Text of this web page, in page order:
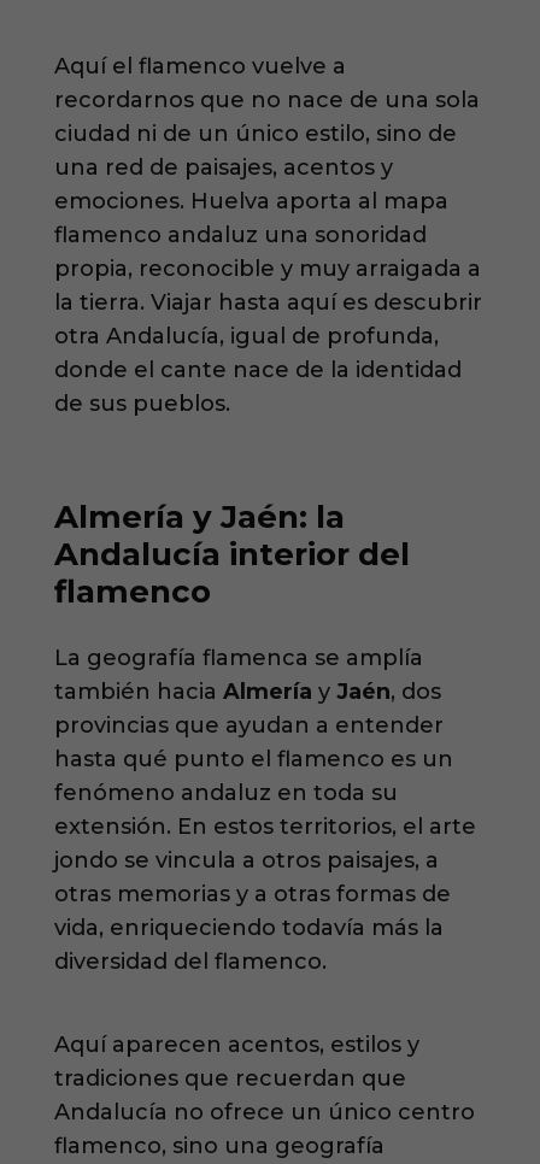
Aquí el flamenco vuelve a
recordarnos que no nace de una sola
ciudad ni de un único estilo, sino de
una red de paisajes, acentos y
emociones. Huelva aporta al mapa
flamenco andaluz una sonoridad
propia, reconocible y muy arraigada a
la tierra. Viajar hasta aquí es descubrir
otra Andalucía, igual de profunda,
donde el cante nace de la identidad
de sus pueblos.
Almería y Jaén: la
Andalucía interior del
flamenco
La geografía flamenca se amplía
también hacia Almería y Jaén, dos
provincias que ayudan a entender
hasta qué punto el flamenco es un
fenómeno andaluz en toda su
extensión. En estos territorios, el arte
jondo se vincula a otros paisajes, a
otras memorias y a otras formas de
vida, enriqueciendo todavía más la
diversidad del flamenco.
Aquí aparecen acentos, estilos y
tradiciones que recuerdan que
Andalucía no ofrece un único centro
flamenco, sino una geografía